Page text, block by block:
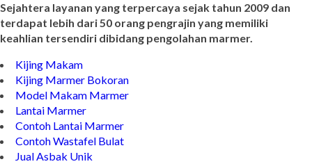
Sejahtera layanan yang terpercaya sejak tahun 2009 dan
terdapat lebih dari 50 orang pengrajin yang memiliki
keahlian tersendiri dibidang pengolahan marmer.
Kijing Makam
Kijing Marmer Bokoran
Model Makam Marmer
Lantai Marmer
Contoh Lantai Marmer
Contoh Wastafel Bulat
Jual Asbak Unik